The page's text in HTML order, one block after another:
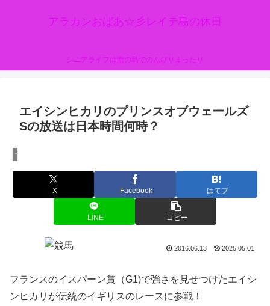
アラカンおばあ☆彡レイテ島の休日
シニアライフは南の島でのんびりまったり
エイシンヒカリのプリンスオブウェールズ
Sの放送は日本時間何時？
つぶやき
X Facebook はてブ
LINE コピー
2016.06.13 2025.05.01
フランスのイスパーン賞（G1)で強さを見せつけたエイシ
ンヒカリが伝統のイギリスのレースに参戦！